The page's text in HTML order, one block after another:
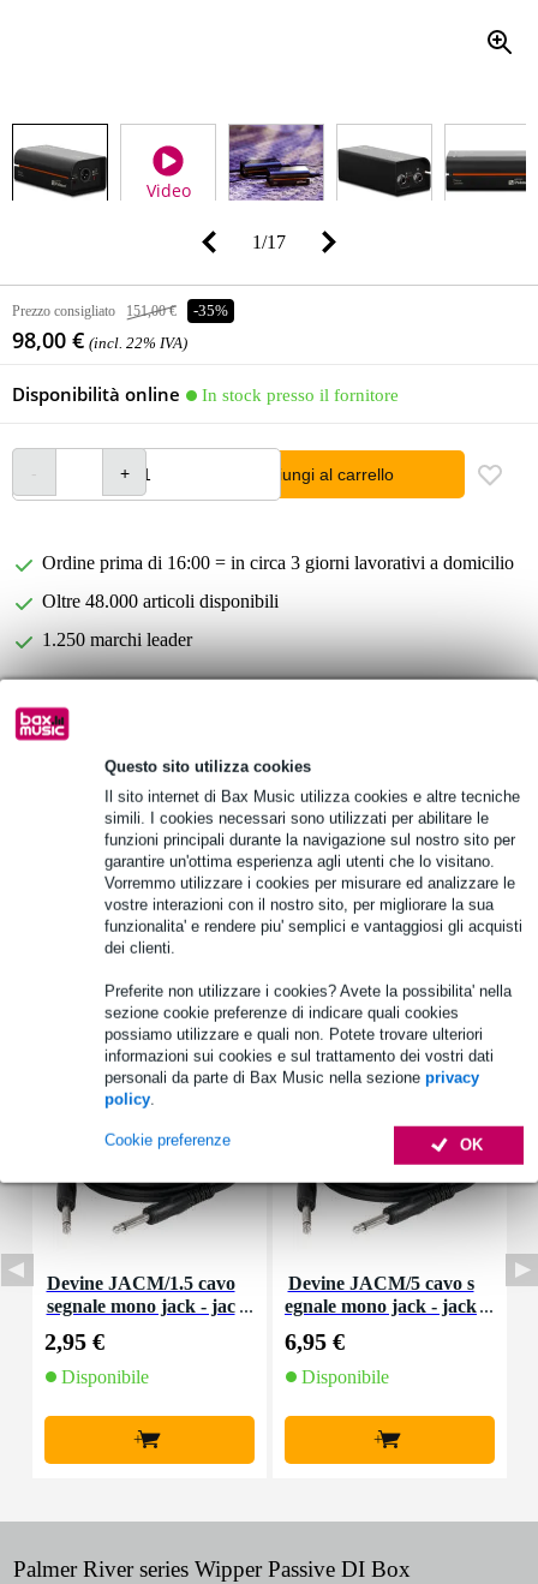
Questo sito utilizza cookies
Il sito internet di Bax Music utilizza cookies e altre tecniche
simili. I cookies necessari sono utilizzati per abilitare le
funzioni principali durante la navigazione sul nostro sito per
garantire un'ottima esperienza agli utenti che lo visitano.
Vorremmo utilizzare i cookies per misurare ed analizzare le
vostre interazioni con il nostro sito, per migliorare la sua
funzionalita' e rendere piu' semplici e vantaggiosi gli acquisti
dei clienti.
Preferite non utilizzare i cookies? Avete la possibilita' nella
sezione cookie preferenze di indicare quali cookies
possiamo utilizzare e quali non. Potete trovare ulteriori
informazioni sui cookies e sul trattamento dei vostri dati
personali da parte di Bax Music nella sezione privacy
policy.
OK
Cookie preferenze
Video
1/17
Prezzo consigliato 151,00 € -35%
98,00 € (incl. 22% IVA)
Disponibilità online In stock presso il fornitore
Aggiungi al carrello
Ordine prima di 16:00 = in circa 3 giorni lavorativi a domicilio
Oltre 48.000 articoli disponibili
1.250 marchi leader
Informazioni sul prodotto
Palmer Wipper
connessioni:
Ingresso TS da 6,3 mm (sbilanciato)
Uscita TS da 6,3 mm (sbilanciata)
Uscita XLR (bilanciata)
Specifiche complete
Accessori (14)
Devine JACM/1.5 cavo
segnale mono jack - jac
2,95 €
Disponibile
+
Devine JACM/5 cavo s
egnale mono jack - jack
6,95 €
Disponibile
+
Palmer River series Wipper Passive DI Box